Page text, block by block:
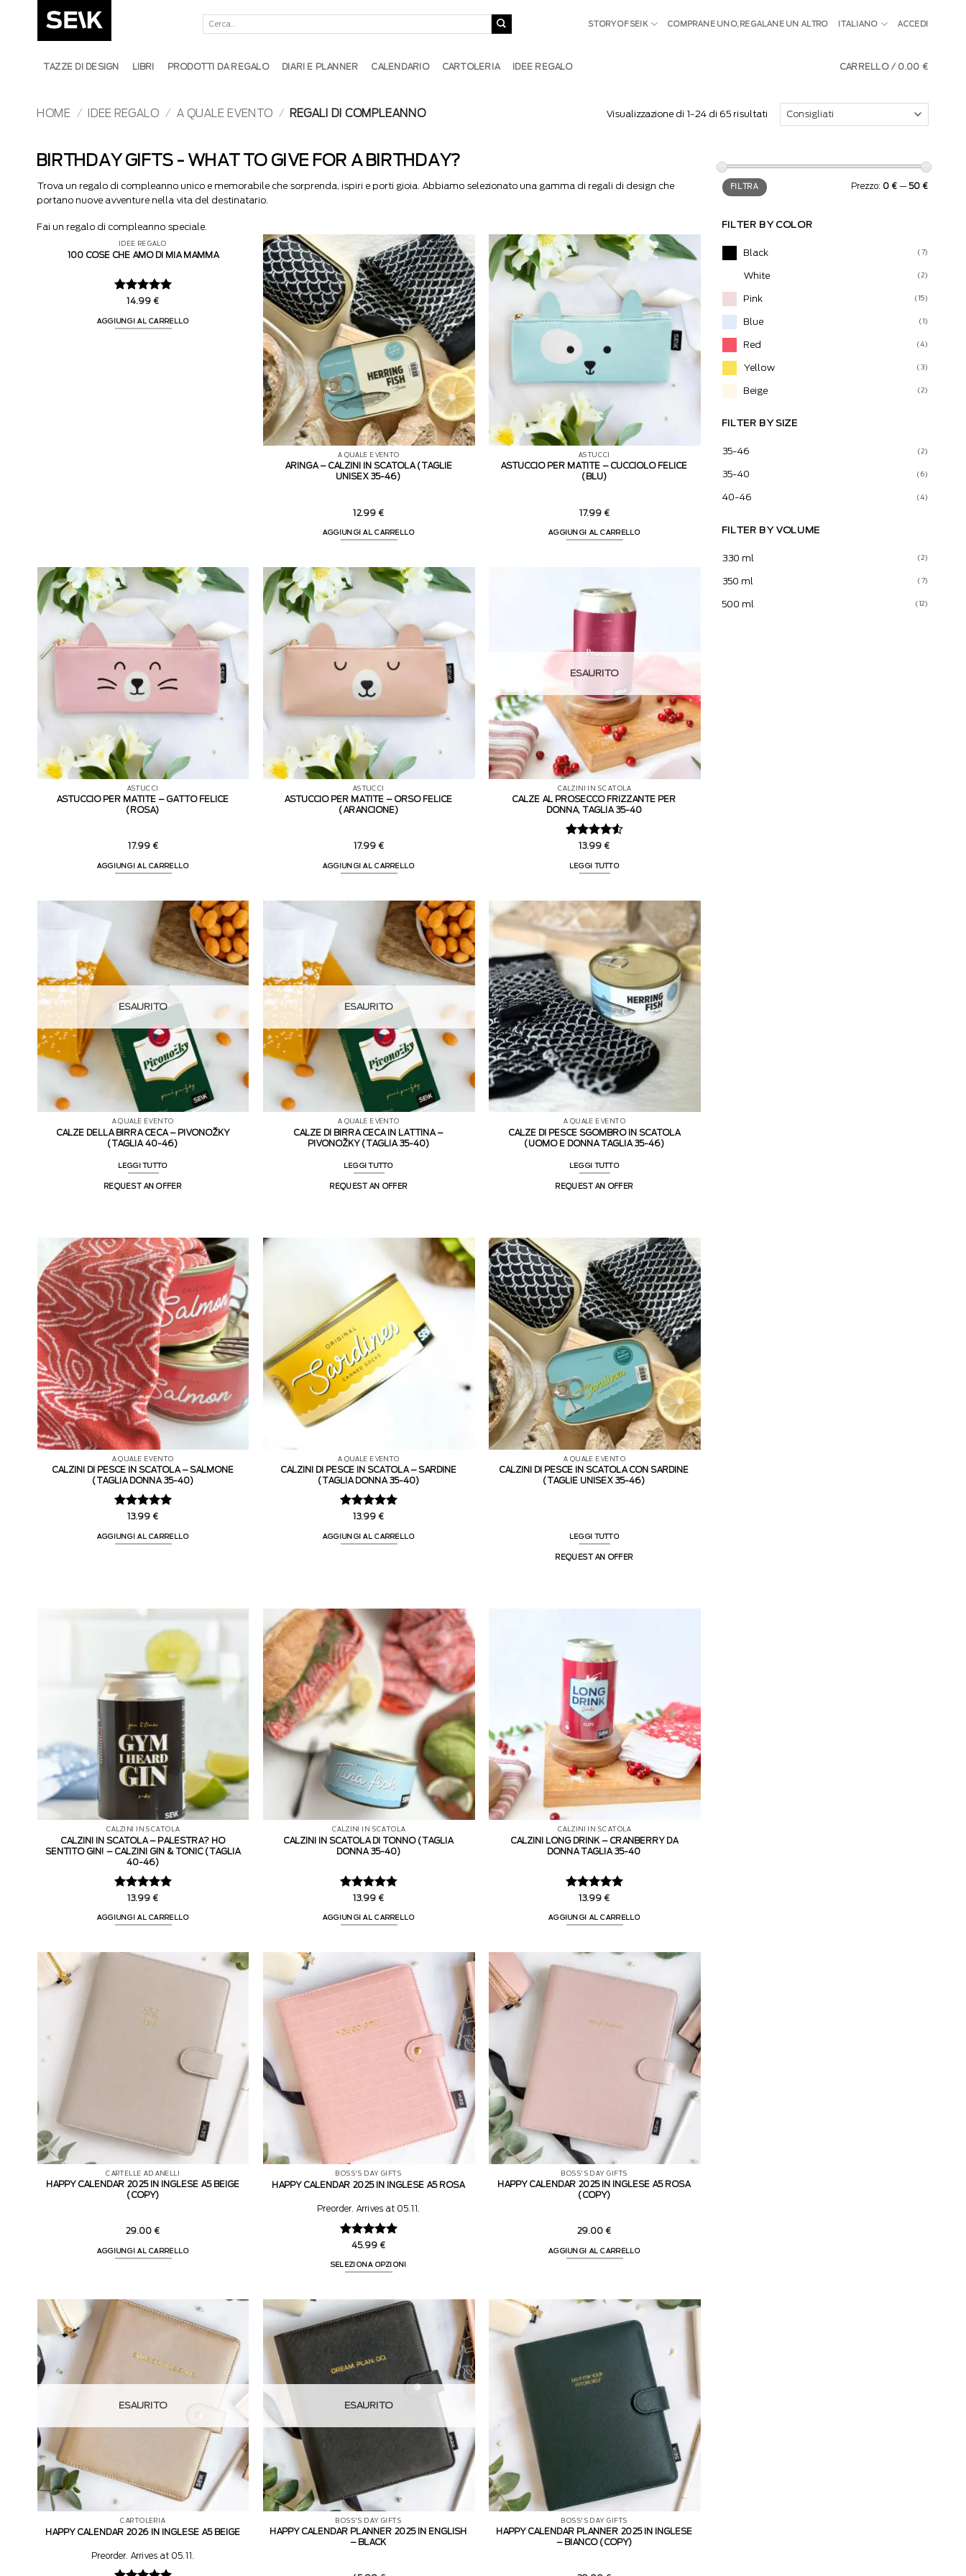
STORY OF SEIK COMPRANE UNO, REGALANE UN ALTRO ITALIANO ACCEDI
TAZZE DI DESIGN LIBRI PRODOTTI DA REGALO DIARI E PLANNER CALENDARIO CARTOLERIA IDEE REGALO CARRELLO / 0.00 €
HOME / IDEE REGALO / A QUALE EVENTO / REGALI DI COMPLEANNO Visualizzazione di 1-24 di 65 risultati
BIRTHDAY GIFTS - WHAT TO GIVE FOR A BIRTHDAY?
Trova un regalo di compleanno unico e memorabile che sorprenda, ispiri e porti gioia. Abbiamo selezionato una gamma di regali di design che
portano nuove avventure nella vita del destinatario.
Fai un regalo di compleanno speciale.
IDEE REGALO
100 COSE CHE AMO DI MIA MAMMA
Valutato5
14.99€
AGGIUNGI AL CARRELLO
A QUALE EVENTO
ARINGA – CALZINI IN SCATOLA (TAGLIE
UNISEX 35-46)
12.99€
AGGIUNGI AL CARRELLO
ASTUCCI
ASTUCCIO PER MATITE – CUCCIOLO FELICE
(BLU)
17.99€
AGGIUNGI AL CARRELLO
ASTUCCI
ASTUCCIO PER MATITE – GATTO FELICE
(ROSA)
17.99€
AGGIUNGI AL CARRELLO
ASTUCCI
ASTUCCIO PER MATITE – ORSO FELICE
(ARANCIONE)
17.99€
AGGIUNGI AL CARRELLO
ESAURITO
CALZINI IN SCATOLA
CALZE AL PROSECCO FRIZZANTE PER
DONNA, TAGLIA 35-40
Valutato
13.99€
LEGGI TUTTO
ESAURITO
A QUALE EVENTO
CALZE DELLA BIRRA CECA – PIVONOŽKY
(TAGLIA 40-46)
LEGGI TUTTO
REQUEST AN OFFER
ESAURITO
A QUALE EVENTO
CALZE DI BIRRA CECA IN LATTINA –
PIVONOŽKY (TAGLIA 35-40)
LEGGI TUTTO
REQUEST AN OFFER
A QUALE EVENTO
CALZE DI PESCE SGOMBRO IN SCATOLA
(UOMO E DONNA TAGLIA 35-46)
LEGGI TUTTO
REQUEST AN OFFER
A QUALE EVENTO
CALZINI DI PESCE IN SCATOLA – SALMONE
(TAGLIA DONNA 35-40)
Valutato5
13.99€
AGGIUNGI AL CARRELLO
A QUALE EVENTO
CALZINI DI PESCE IN SCATOLA – SARDINE
(TAGLIA DONNA 35-40)
Valutato5
13.99€
AGGIUNGI AL CARRELLO
A QUALE EVENTO
CALZINI DI PESCE IN SCATOLA CON SARDINE
(TAGLIE UNISEX 35-46)
LEGGI TUTTO
REQUEST AN OFFER
CALZINI IN SCATOLA
CALZINI IN SCATOLA – PALESTRA? HO
SENTITO GIN! – CALZINI GIN & TONIC (TAGLIA
40-46)
Valutato5
13.99€
AGGIUNGI AL CARRELLO
CALZINI IN SCATOLA
CALZINI IN SCATOLA DI TONNO (TAGLIA
DONNA 35-40)
Valutato
13.99€
AGGIUNGI AL CARRELLO
CALZINI IN SCATOLA
CALZINI LONG DRINK – CRANBERRY DA
DONNA TAGLIA 35-40
Valutato5
13.99€
AGGIUNGI AL CARRELLO
CARTELLE AD ANELLI
HAPPY CALENDAR 2025 IN INGLESE A5 BEIGE
(COPY)
29.00€
AGGIUNGI AL CARRELLO
BOSS'S DAY GIFTS
HAPPY CALENDAR 2025 IN INGLESE A5 ROSA
Preorder. Arrives at 05.11.
Valutato5
45.99€
SELEZIONA OPZIONI
BOSS'S DAY GIFTS
HAPPY CALENDAR 2025 IN INGLESE A5 ROSA
(COPY)
29.00€
AGGIUNGI AL CARRELLO
ESAURITO
CARTOLERIA
HAPPY CALENDAR 2026 IN INGLESE A5 BEIGE
Preorder. Arrives at 05.11.
ESAURITO
BOSS'S DAY GIFTS
HAPPY CALENDAR PLANNER 2025 IN ENGLISH
– BLACK
BOSS'S DAY GIFTS
HAPPY CALENDAR PLANNER 2025 IN INGLESE
– BIANCO (COPY)
Prezzo
Min
Prezzo
MaxFILTRA Prezzo: 0 € —50 €
FILTER BY COLOR
Black (7)
White (2)
Pink (15)
Blue (1)
Red (4)
Yellow (3)
Beige (2)
FILTER BY SIZE
35-46 (2)
35-40 (6)
40-46 (4)
FILTER BY VOLUME
330 ml (2)
350 ml (7)
500 ml (12)